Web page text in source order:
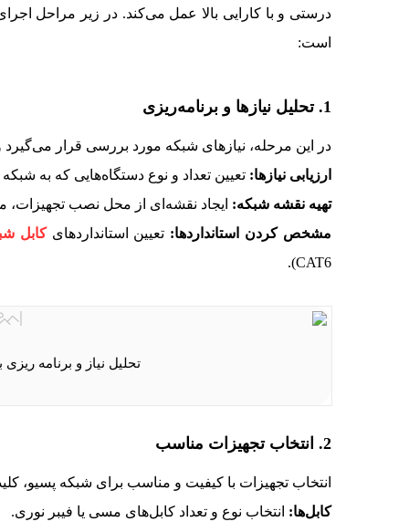
درستی و با کارایی بالا عمل می‌کند. در زیر مراحل
است:
1. تحلیل نیازها و برنامه‌ریزی
در این مرحله، نیازهای شبکه مورد بررسی قرار
ارزیابی نیازها: تعیین تعداد و نوع دستگاه‌هایی که به
تهیه نقشه شبکه: ایجاد نقشه‌ای از محل نصب تجهیزات،
مشخص کردن استانداردها: تعیین استانداردهایکابل
CAT6).
تحلیل نیاز و برنامه
2. انتخاب تجهیزات مناسب
انتخاب تجهیزات با کیفیت و مناسب برای شبکه پسیو،
کابل‌ها: انتخاب نوع و تعداد کابل‌های مسی یا فیبر نوری.